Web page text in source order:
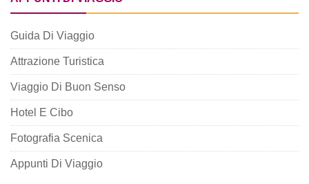
Guida Di Viaggio
Attrazione Turistica
Viaggio Di Buon Senso
Hotel E Cibo
Fotografia Scenica
Appunti Di Viaggio